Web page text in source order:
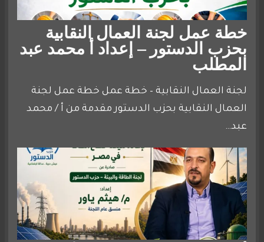
خطة عمل لجنة العمال النقابية
بحزب الدستور – إعداد أ محمد عبد
المطلب
لجنة العمال النقابية – خطة عمل خطة عمل لجنة
العمال النقابية بحزب الدستور مقدمة من أ / محمد
عبد…